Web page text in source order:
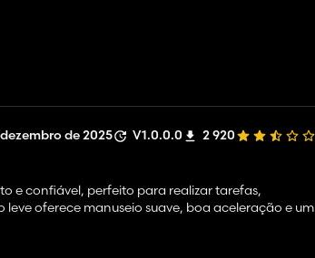
de 2025 V1.0.0.0 2 920
e confiável, perfeito para realizar tarefas,
oferece manuseio suave, boa aceleração e um